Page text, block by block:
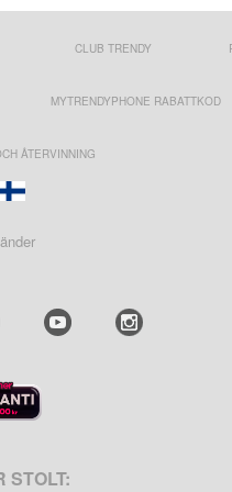
CLUB TRENDY
MYTRENDYPHONE RABATTKOD
ÅTERVINNING
STOLT: